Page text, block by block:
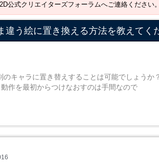
公式クリエイターズフォーラムへご連絡ください。
う絵に置き換える方法を教えてく
キャラに置き替えすることは可能でしょうか？
作を最初からつけなおすのは手間なので